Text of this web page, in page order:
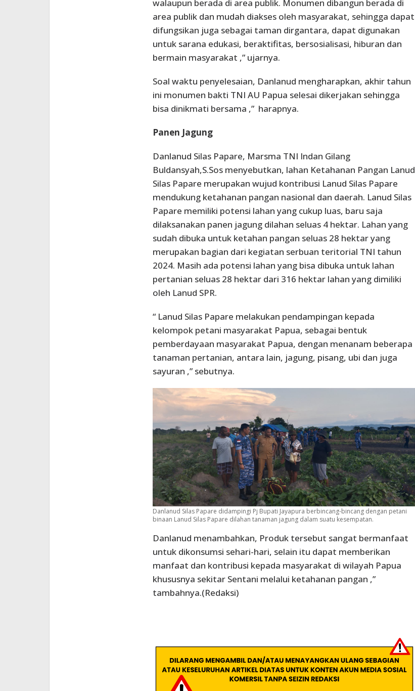
walaupun berada di area publik. Monumen dibangun berada di
area publik dan mudah diakses oleh masyarakat, sehingga dapat
difungsikan juga sebagai taman dirgantara, dapat digunakan
untuk sarana edukasi, beraktifitas, bersosialisasi, hiburan dan
bermain masyarakat ,” ujarnya.
Soal waktu penyelesaian, Danlanud mengharapkan, akhir tahun
ini monumen bakti TNI AU Papua selesai dikerjakan sehingga
bisa dinikmati bersama ,” harapnya.
Panen Jagung
Danlanud Silas Papare, Marsma TNI Indan Gilang
Buldansyah,S.Sos menyebutkan, lahan Ketahanan Pangan Lanud
Silas Papare merupakan wujud kontribusi Lanud Silas Papare
mendukung ketahanan pangan nasional dan daerah. Lanud Silas
Papare memiliki potensi lahan yang cukup luas, baru saja
dilaksanakan panen jagung dilahan seluas 4 hektar. Lahan yang
sudah dibuka untuk ketahan pangan seluas 28 hektar yang
merupakan bagian dari kegiatan serbuan teritorial TNI tahun
2024. Masih ada potensi lahan yang bisa dibuka untuk lahan
pertanian seluas 28 hektar dari 316 hektar lahan yang dimiliki
oleh Lanud SPR.
“ Lanud Silas Papare melakukan pendampingan kepada
kelompok petani masyarakat Papua, sebagai bentuk
pemberdayaan masyarakat Papua, dengan menanam beberapa
tanaman pertanian, antara lain, jagung, pisang, ubi dan juga
sayuran ,” sebutnya.
Danlanud Silas Papare didampingi Pj Bupati Jayapura berbincang-bincang dengan petani
binaan Lanud Silas Papare dilahan tanaman jagung dalam suatu kesempatan.
Danlanud menambahkan, Produk tersebut sangat bermanfaat
untuk dikonsumsi sehari-hari, selain itu dapat memberikan
manfaat dan kontribusi kepada masyarakat di wilayah Papua
khususnya sekitar Sentani melalui ketahanan pangan ,”
tambahnya.(Redaksi)